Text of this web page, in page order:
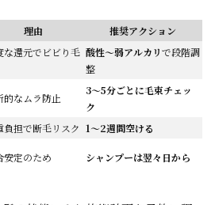
理由 推奨アクション
な還元でビビり毛 酸性〜弱アルカリで段階調
整
的なムラ防止
3〜5分ごとに毛束チェッ
ク
負担で断毛リスク 1〜2週間空ける
安定のため シャンプーは翌々日から